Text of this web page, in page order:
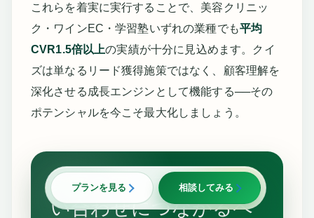
これらを着実に実行することで、美容クリニッ
ク・ワインEC・学習塾いずれの業種でも平均
CVR1.5倍以上の実績が十分に見込めます。クイ
ズは単なるリード獲得施策ではなく、顧客理解を
深化させる成長エンジンとして機能する──その
ポテンシャルを今こそ最大化しましょう。
集客のアイデアを、問
い合わせにつながるペ
プランを見る 相談してみる